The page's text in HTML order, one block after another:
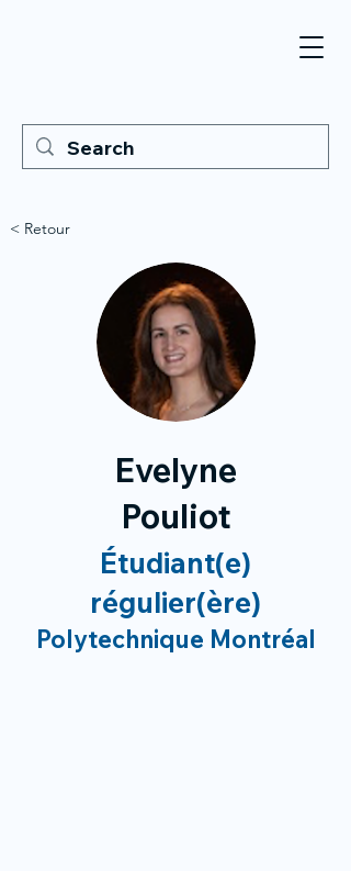
< Retour
Evelyne
Pouliot
Étudiant(e)
régulier(ère)
Polytechnique Montréal